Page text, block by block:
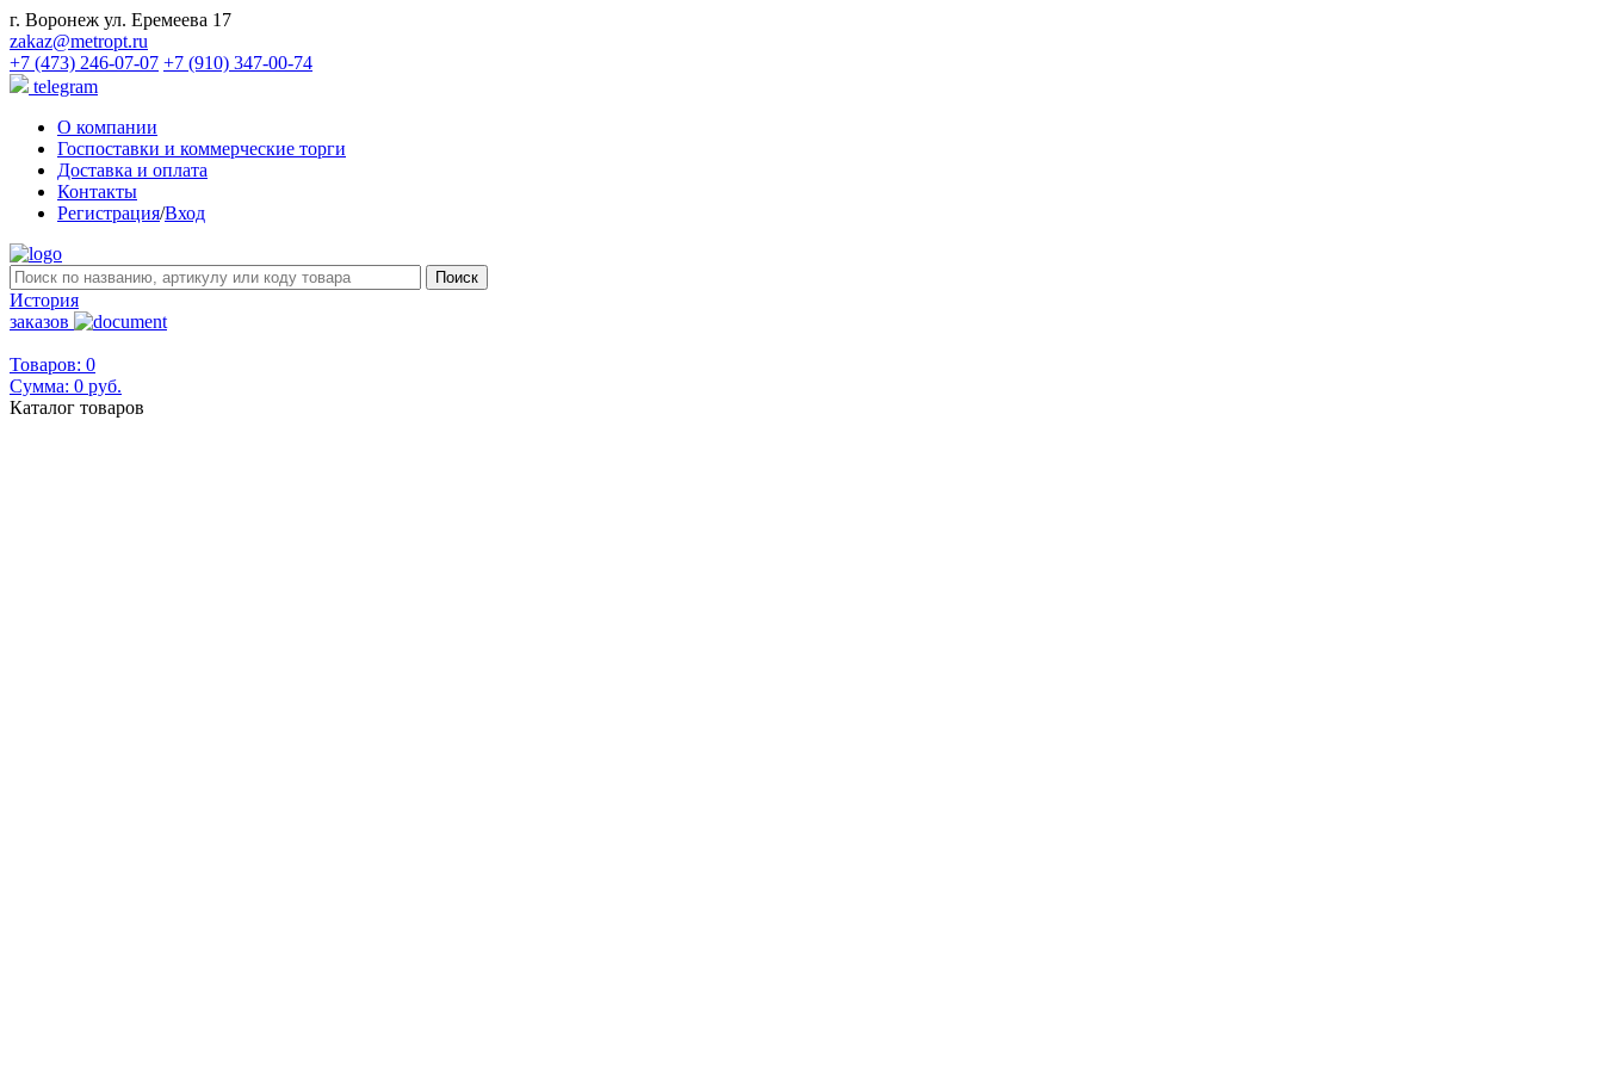
г. Воронеж ул. Еремеева 17
zakaz@metropt.ru
+7 (473) 246-07-07 +7 (910) 347-00-74
telegram
О компании
Госпоставки и коммерческие торги
Доставка и оплата
Контакты
Регистрация/Вход
История
заказов
Товаров: 0
Сумма: 0 руб.
Каталог товаров